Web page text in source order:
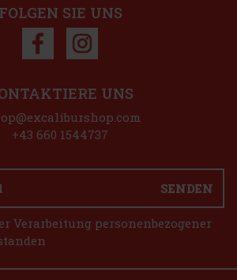
FOLGEN SIE UNS
SENDEN
Verarbeitung personenbezogener
UNS
+43 660 1544737